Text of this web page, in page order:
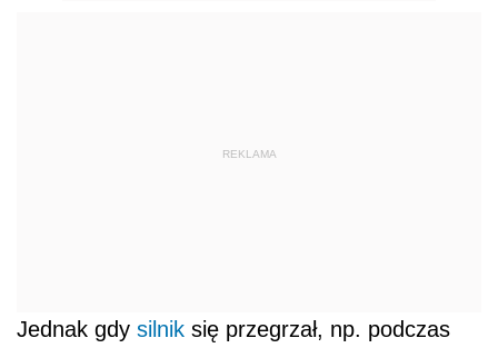
REKLAMA
Jednak gdy silnik się przegrzał, np. podczas